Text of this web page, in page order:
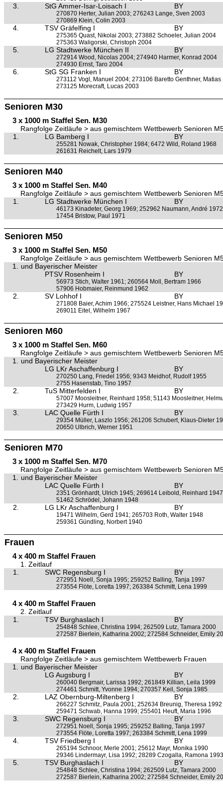
3. StG Ammer-Isar-Loisach I BY
270870 Herter, Julian 2003; 276243 Lange, Sven 2003
270869 Klein, Colin 2003
4. TSV Gräfelfing I BY
275365 Quast, Nikolai 2003; 273882 Schoeler, Julian 2004
275363 Waligorski, Christoph 2004
5. LG Stadtwerke München II BY
272914 Wood, Nicolas 2004; 274940 Harmer, Konrad 2004
274930 Ernst, Taro 2004
6. StG SG Franken I BY
273112 Vogl, Manuel 2004; 273106 Baretto Genthner, Matias
273125 Morecraft, Lucas 2003
Senioren M30
3 x 1000 m Staffel Sen. M30
Rangfolge Zeitläufe > aus gemischtem Wettbewerb Senioren
1.
LG Bamberg I BY
255281 Nowak, Christopher 1984; 6472 Wild, Roland 1968
261631 Reichelt, Lars 1979
Senioren M40
3 x 1000 m Staffel Sen. M40
Rangfolge Zeitläufe > aus gemischtem Wettbewerb Senioren
1.
LG Stadtwerke München I BY
46173 Kinadeter, Georg 1969; 252962 Naumann, André 1972
17454 Bristow, Paul 1971
Senioren M50
3 x 1000 m Staffel Sen. M50
Rangfolge Zeitläufe > aus gemischtem Wettbewerb Senioren
1.
und Bayerischer Meister
PTSV Rosenheim I
BY
56973 Stich, Walter 1961; 260564 Moll, Bertram 1966
57906 Hobmaier, Reinmund 1962
2. SV Lohhof I BY
271808 Baier, Achim 1966; 275524 Leistner, Hans Michael
269011 Eitel, Wilhelm 1967
Senioren M60
3 x 1000 m Staffel Sen. M60
Rangfolge Zeitläufe > aus gemischtem Wettbewerb Senioren
1.
und Bayerischer Meister
LG LKr Aschaffenburg I
BY
270250 Lang, Friedel 1956; 9343 Meidhof, Rudolf 1955
2755 Hasenstab, Tino 1957
2. TuS Mitterfelden I BY
57007 Moosleitner, Reinhard 1958; 51143 Moosleitner,
273429 Hurm, Ludwig 1957
3. LAC Quelle Fürth I BY
29354 Müller, Laszlo 1956; 261206 Schubert, Klaus-Dieter
20650 Ulbrich, Werner 1951
Senioren M70
3 x 1000 m Staffel Sen. M70
Rangfolge Zeitläufe > aus gemischtem Wettbewerb Senioren
1.
und Bayerischer Meister
LAC Quelle Fürth I
BY
2351 Grönhardt, Ulrich 1945; 269614 Leibold, Reinhard 1947
51462 Schrödel, Johann 1948
2. LG LKr Aschaffenburg I BY
19471 Wilhelm, Gerd 1941; 265703 Roth, Walter 1948
259361 Gündling, Norbert 1940
Frauen
4 x 400 m Staffel Frauen
1. Zeitlauf
1.
SWC Regensburg I BY
272951 Noell, Sonja 1995; 259252 Balling, Tanja 1997
273554 Flöte, Loretta 1997; 263384 Schmitt, Lena 1999
4 x 400 m Staffel Frauen
2. Zeitlauf
1.
TSV Burghaslach I BY
254848 Schlee, Christina 1994; 262509 Lutz, Tamara 2000
272587 Bierlein, Katharina 2002; 272584 Schneider, Emily
4 x 400 m Staffel Frauen
Rangfolge Zeitläufe > aus gemischtem Wettbewerb Frauen
1.
und Bayerischer Meister
LG Augsburg I
BY
260040 Bergmair, Larissa 1992; 261849 Killian, Leila 1999
274461 Schmitt, Yvonne 1994; 270357 Keil, Sonja 1985
2. LAZ Obernburg-Miltenberg I BY
266227 Schmitz, Paula 2001; 252634 Breunig, Theresa 1992
259471 Schwab, Hanna 1999; 255401 Heuft, Maria 1996
3. SWC Regensburg I BY
272951 Noell, Sonja 1995; 259252 Balling, Tanja 1997
273554 Flöte, Loretta 1997; 263384 Schmitt, Lena 1999
4. TSV Friedberg I BY
265194 Schnoor, Merle 2001; 25612 Mayr, Monika 1990
29346 Lindermayr, Lisa 1992; 28289 Czogalla, Ramona 1993
5. TSV Burghaslach I BY
254848 Schlee, Christina 1994; 262509 Lutz, Tamara 2000
272587 Bierlein, Katharina 2002; 272584 Schneider, Emily